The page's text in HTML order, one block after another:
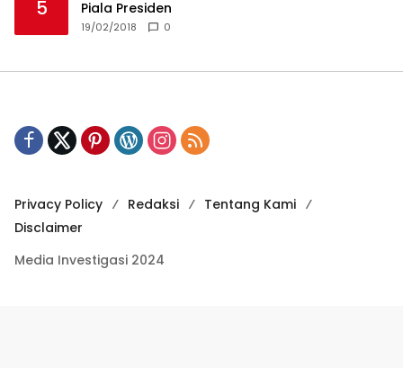
5
Piala Presiden
19/02/2018 0
Privacy Policy Redaksi
Tentang Kami
Disclaimer
Media Investigasi 2024